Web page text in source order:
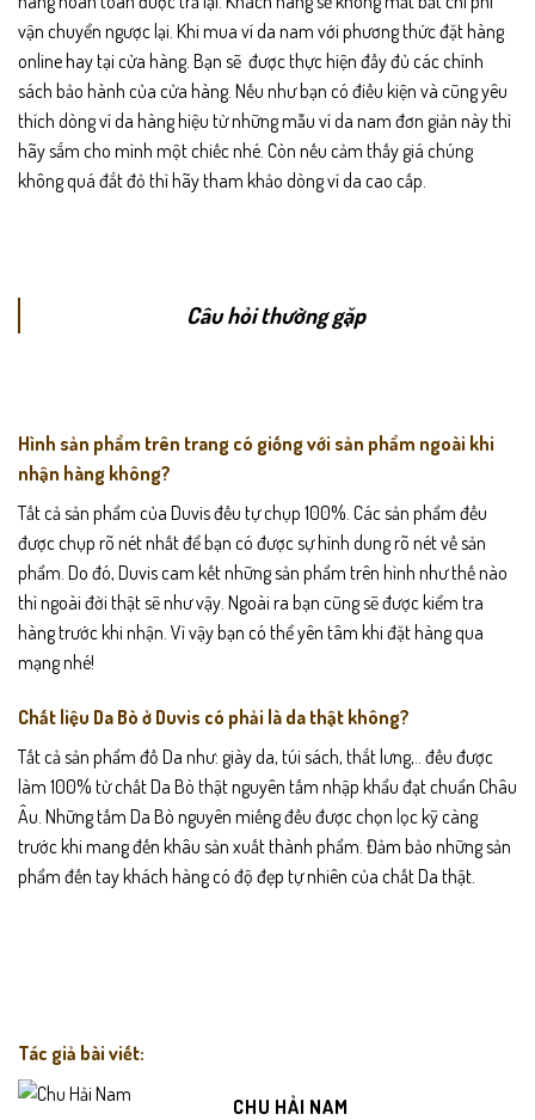
vận chuyển ngược lại. Khi mua ví da nam với phương thức đặt hàng
online hay tại cửa hàng. Bạn sẽ được thực hiện đầy đủ các chính
sách bảo hành của cửa hàng. Nếu như bạn có điều kiện và cũng yêu
thích dòng ví da hàng hiệu từ những mẫu ví da nam đơn giản này thì
hãy sắm cho mình một chiếc nhé. Còn nếu cảm thấy giá chúng
không quá đắt đỏ thì hãy tham khảo dòng ví da cao cấp.
Câu hỏi thường gặp
Hình sản phẩm trên trang có giống với sản phẩm ngoài khi
nhận hàng không?
Tất cả sản phẩm của Duvis đều tự chụp 100%. Các sản phẩm đều
được chụp rõ nét nhất để bạn có được sự hình dung rõ nét về sản
phẩm. Do đó, Duvis cam kết những sản phẩm trên hình như thế nào
thì ngoài đời thật sẽ như vậy. Ngoài ra bạn cũng sẽ được kiểm tra
hàng trước khi nhận. Vì vậy bạn có thể yên tâm khi đặt hàng qua
mạng nhé!
Chất liệu Da Bò ở Duvis có phải là da thật không?
Tất cả sản phẩm đồ Da như: giày da, túi sách, thắt lưng,.. đều được
làm 100% từ chất Da Bò thật nguyên tấm nhập khẩu đạt chuẩn Châu
Âu. Những tấm Da Bò nguyên miếng đều được chọn lọc kỹ càng
trước khi mang đến khâu sản xuất thành phẩm. Đảm bảo những sản
phẩm đến tay khách hàng có độ đẹp tự nhiên của chất Da thật.
Tác giả bài viết:
CHU HẢI NAM